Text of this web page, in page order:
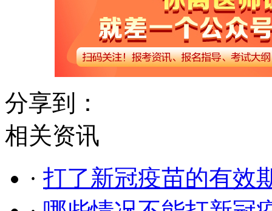
分享到：
相关资讯
· 打了新冠疫苗的有效